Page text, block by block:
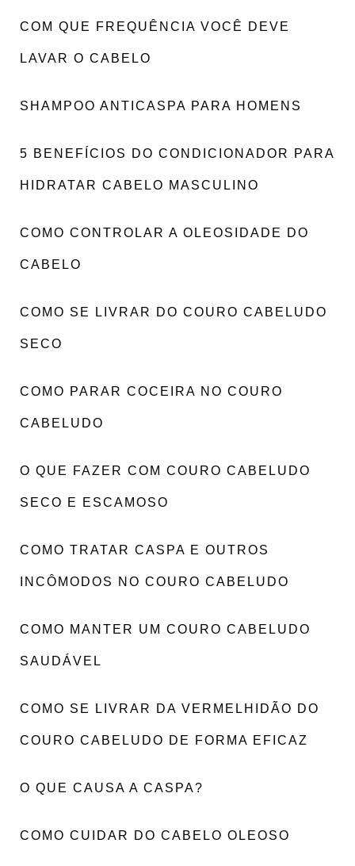
COM QUE FREQUÊNCIA VOCÊ DEVE
LAVAR O CABELO
SHAMPOO ANTICASPA PARA HOMENS
5 BENEFÍCIOS DO CONDICIONADOR PARA
HIDRATAR CABELO MASCULINO
COMO CONTROLAR A OLEOSIDADE DO
CABELO
COMO SE LIVRAR DO COURO CABELUDO
SECO
COMO PARAR COCEIRA NO COURO
CABELUDO
O QUE FAZER COM COURO CABELUDO
SECO E ESCAMOSO
COMO TRATAR CASPA E OUTROS
INCÔMODOS NO COURO CABELUDO
COMO MANTER UM COURO CABELUDO
SAUDÁVEL
COMO SE LIVRAR DA VERMELHIDÃO DO
COURO CABELUDO DE FORMA EFICAZ
O QUE CAUSA A CASPA?
COMO CUIDAR DO CABELO OLEOSO